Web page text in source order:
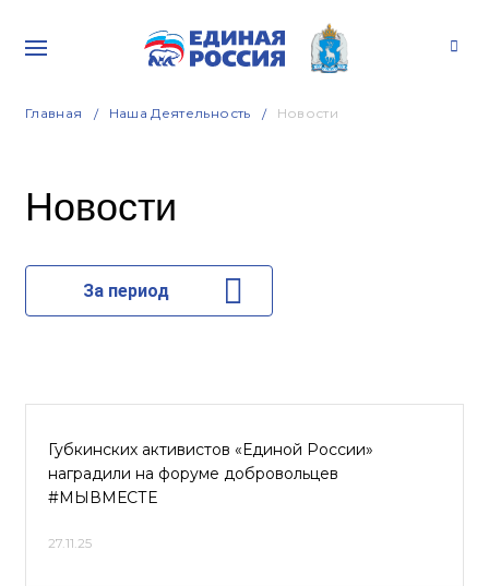
Главная Наша Деятельность Новости
Новости
За период
Губкинских активистов «Единой России»
наградили на форуме добровольцев
#МЫВМЕСТЕ
27.11.25